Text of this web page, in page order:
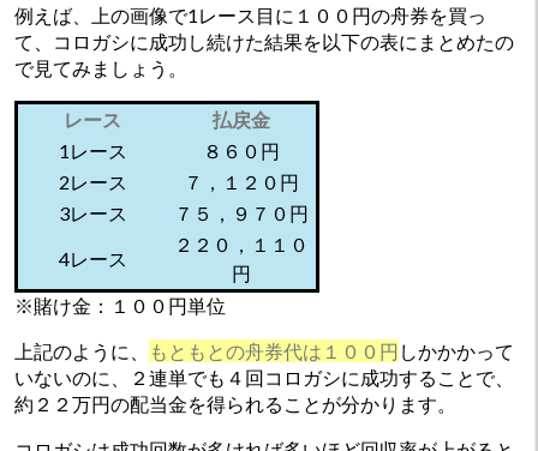
例えば、上の画像で1レース目に１００円の舟券を買っ
て、コロガシに成功し続けた結果を以下の表にまとめたの
で見てみましょう。
レース
払戻金
1レース
８６０円
2レース
７，１２０円
3レース
７５，９７０円
4レース
２２０，１１０
円
※賭け金：１００円単位
上記のように、
もともとの舟券代は１００円 しかかかって
いないのに、２連単でも４回コロガシに成功することで、
約２２万円の配当金を得られることが分かります。